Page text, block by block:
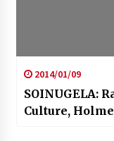
2014/01/09
SOINUGELA:
Culture,